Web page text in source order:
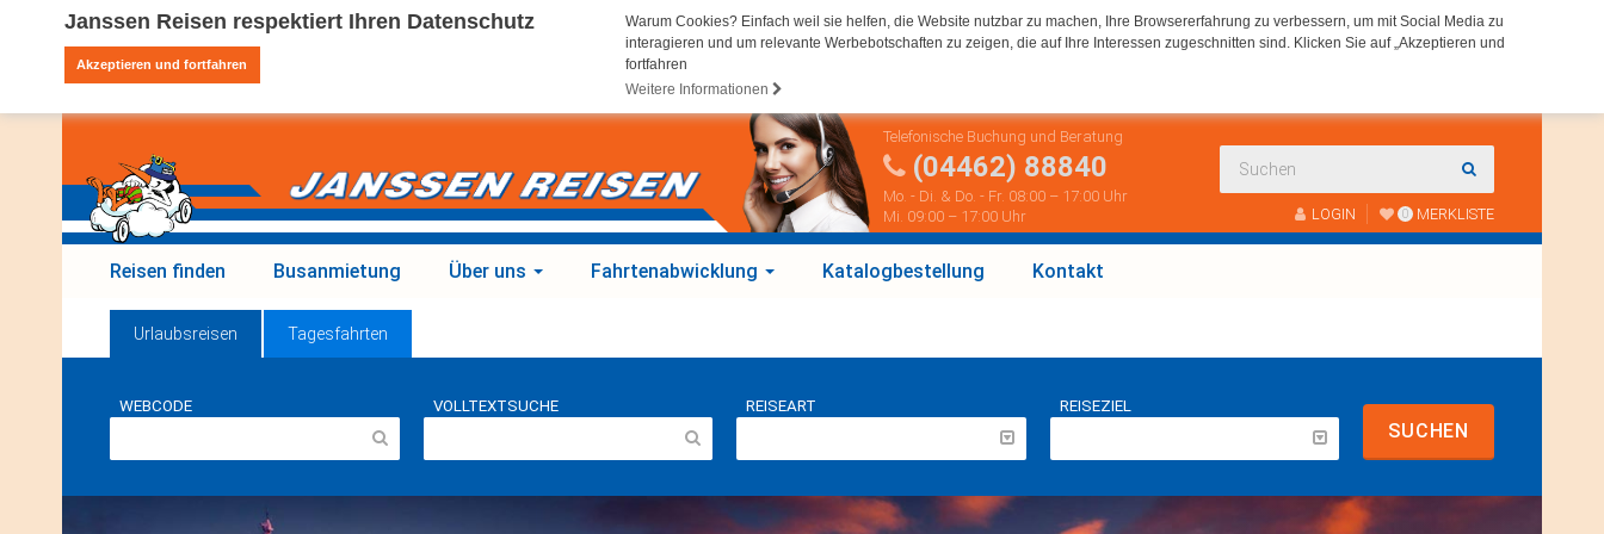
Janssen Reisen respektiert Ihren Datenschutz
Warum Cookies? Einfach weil sie helfen, die Website nutzbar zu machen, Ihre Browsererfahrung zu verbessern, um mit Social Media zu
interagieren und um relevante Werbebotschaften zu zeigen, die auf Ihre Interessen zugeschnitten sind. Klicken Sie auf „Akzeptieren und
fortfahren
Weitere Informationen
Akzeptieren und fortfahren
Telefonische Buchung und Beratung
(04462) 88840
Mo. - Di. & Do. - Fr. 08:00 – 17:00 Uhr
Mi. 09:00 – 17:00 Uhr
LOGIN 0 MERKLISTE
Reisen finden Busanmietung Über uns Fahrtenabwicklung Katalogbestellung Kontakt
Urlaubsreisen Tagesfahrten
WEBCODE VOLLTEXTSUCHE REISEART REISEZIEL